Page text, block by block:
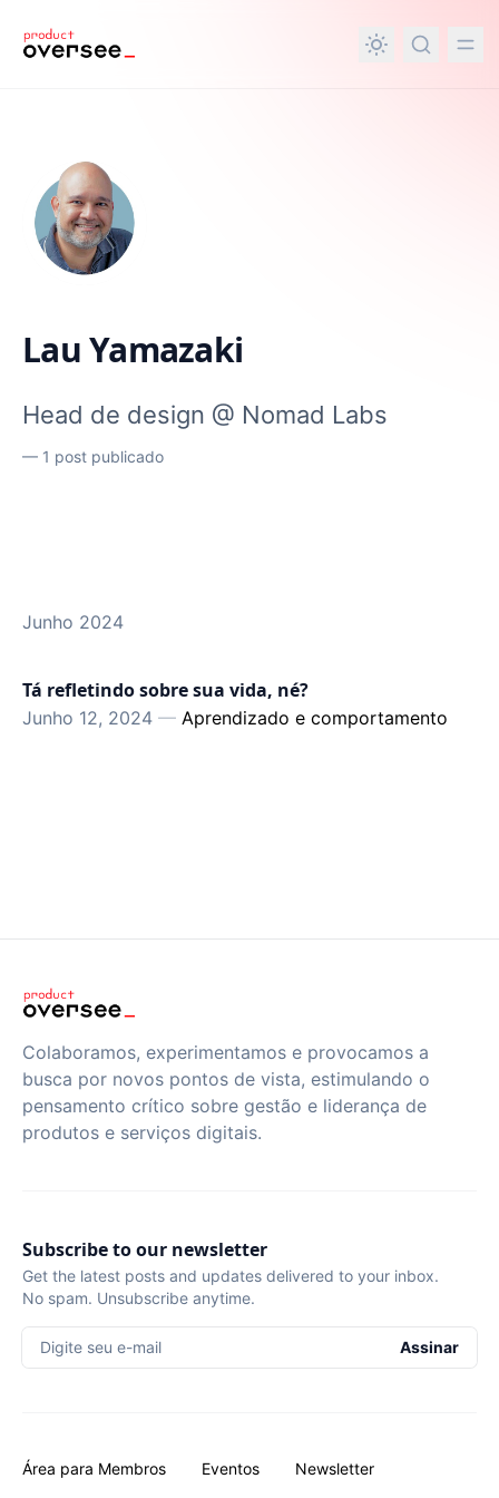
principal
Lau Yamazaki
Head de design @ Nomad Labs
— 1 post publicado
Junho 2024
Tá refletindo sobre sua vida, né?
Junho 12, 2024 — Aprendizado e comportamento
Colaboramos, experimentamos e provocamos a
busca por novos pontos de vista, estimulando o
pensamento crítico sobre gestão e liderança de
produtos e serviços digitais.
Subscribe to our newsletter
Get the latest posts and updates delivered to your inbox.
No spam. Unsubscribe anytime.
Digite seu e-mail Assinar
Área para Membros Eventos
Newsletter